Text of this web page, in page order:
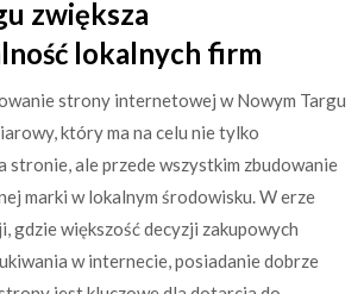
zwiększa
lokalnych firm
strony internetowej w Nowym Targu
który ma na celu nie tylko
stronie, ale przede wszystkim zbudowanie
marki w lokalnym środowisku. W erze
gdzie większość decyzji zakupowych
w internecie, posiadanie dobrze